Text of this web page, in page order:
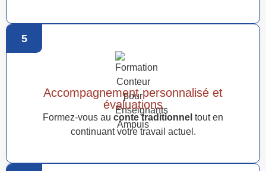
5
Accompagnement personnalisé et
évaluations
Formez-vous au conte traditionnel tout en
continuant votre travail actuel.